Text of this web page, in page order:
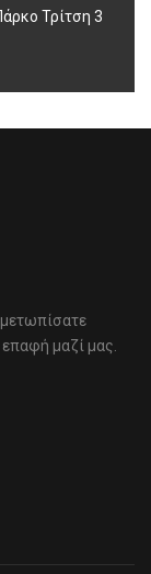
Τρίτση 3
μαζί μας.